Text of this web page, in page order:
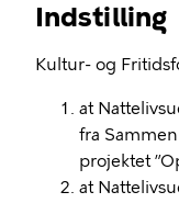
Indstilling
Kultur- og
at
fra
projektet
at